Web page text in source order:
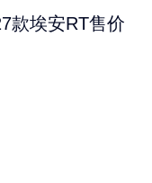
款埃安RT售价